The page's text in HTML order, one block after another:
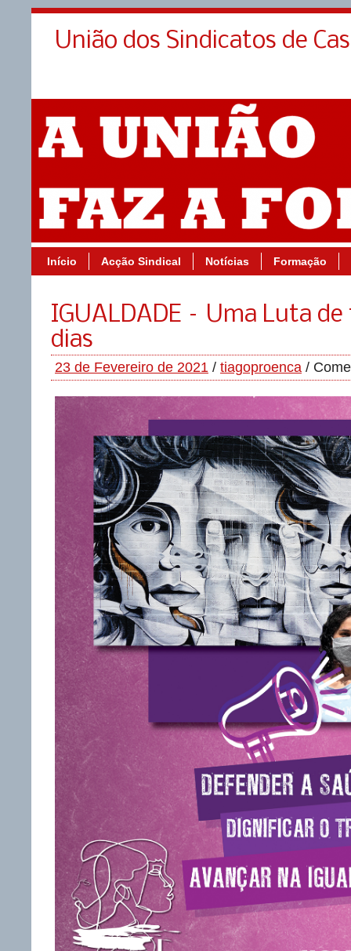
União dos Sindicatos de
Início Acção Sindical Notícias Formação
IGUALDADE – Uma Luta
dias
23 de Fevereiro de 2021 / tiagoproenca /